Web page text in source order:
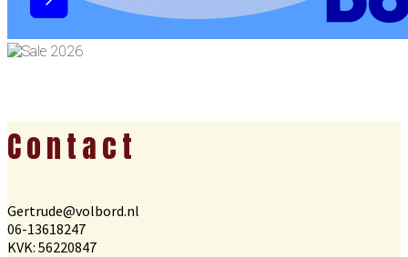
Footer
Contact
Gertrude@volbord.nl
06-13618247
KVK: 56220847